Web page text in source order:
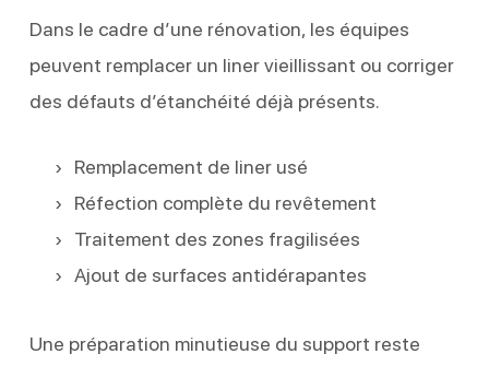
Dans le cadre d’une rénovation, les équipes
peuvent remplacer un liner vieillissant ou corriger
des défauts d’étanchéité déjà présents.
Remplacement de liner usé
Réfection complète du revêtement
Traitement des zones fragilisées
Ajout de surfaces antidérapantes
Une préparation minutieuse du support reste